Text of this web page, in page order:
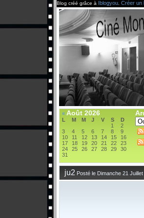
Blog créé grâce à Iblogyou Créer un
« Août 2026
L M M J V S
D
1
2
3
4 5 6 7 8
9
10
11 12 13 14 15
16
17
18 19 20 21 22
23
24
25 26 27 28 29
30
31
ju2 Posté le Dimanche 21